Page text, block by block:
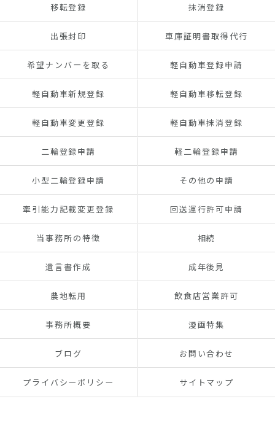
移転登録 抹消登録
出張封印 車庫証明書取得代行
希望ナンバーを取る 軽自動車登録申請
軽自動車新規登録 軽自動車移転登録
軽自動車変更登録 軽自動車抹消登録
二輪登録申請 軽二輪登録申請
小型二輪登録申請 その他の申請
牽引能力記載変更登録 回送運行許可申請
当事務所の特徴 相続
遺言書作成 成年後見
農地転用 飲食店営業許可
事務所概要 漫画特集
ブログ お問い合わせ
プライバシーポリシー サイトマップ